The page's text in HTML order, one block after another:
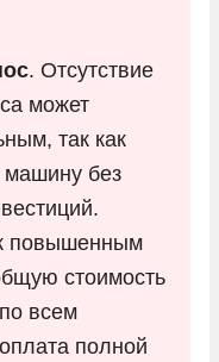
. Отсутствие
может
так как
машину без
повышенным
стоимость
всем
полной